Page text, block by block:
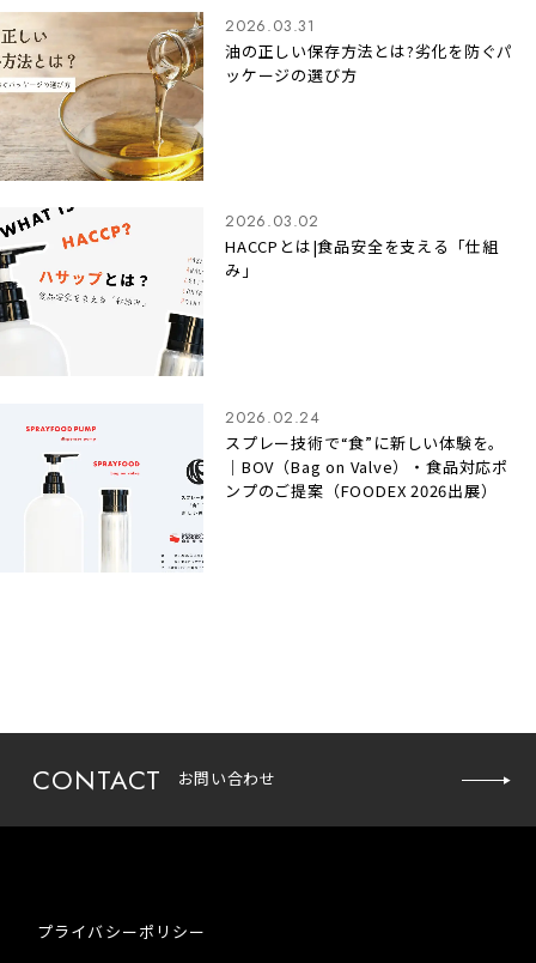
2026.03.31
油の正しい保存方法とは?劣化を防ぐパ
ッケージの選び方
2026.03.02
HACCPとは|食品安全を支える「仕組
み」
2026.02.24
スプレー技術で“食”に新しい体験を。
｜BOV（Bag on Valve）・食品対応ポ
ンプのご提案（FOODEX 2026出展）
CONTACT お問い合わせ
プライバシーポリシー